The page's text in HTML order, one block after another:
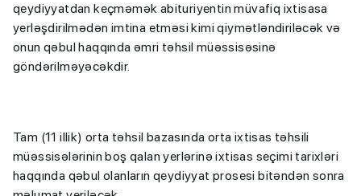
qeydiyyatdan keçməmək abituriyentin müvafiq ixtisasa
yerləşdirilmədən imtina etməsi kimi qiymətləndiriləcək və
onun qəbul haqqında əmri təhsil müəssisəsinə
göndərilməyəcəkdir.
Tam (11 illik) orta təhsil bazasında orta ixtisas təhsili
müəssisələrinin boş qalan yerlərinə ixtisas seçimi tarixləri
haqqında qəbul olanların qeydiyyat prosesi bitəndən sonra